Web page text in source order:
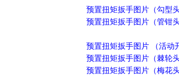
预置扭矩扳手图片（勾型头
预置扭矩扳手图片（管钳头
预置扭矩扳手图片 （活动
预置扭矩扳手图片（棘轮头
预置扭矩扳手图片（梅花头